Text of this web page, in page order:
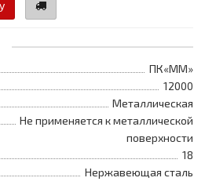
ПК«ММ»
12000
Металлическая
Не применяется к металлической
поверхности
18
Нержавеющая сталь